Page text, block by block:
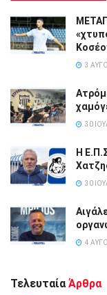
3
30
Η
30
4
Τελευταία Άρθρα